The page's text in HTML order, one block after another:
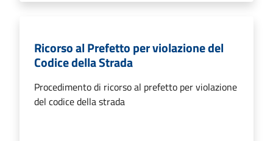
Ricorso al Prefetto per violazione del
Codice della Strada
Procedimento di ricorso al prefetto per violazione
del codice della strada